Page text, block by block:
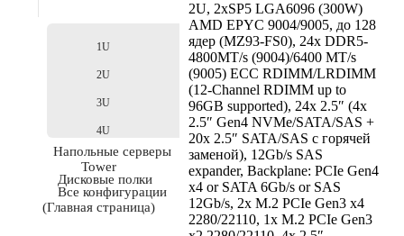
2U, 2xSP5 LGA6096 (300W)
AMD EPYC 9004/9005, до 128
ядер (MZ93-FS0), 24x DDR5-
4800MT/s (9004)/6400 MT/s
(9005) ECC RDIMM/LRDIMM
(12-Channel RDIMM up to
96GB supported), 24x 2.5″ (4x
2.5″ Gen4 NVMe/SATA/SAS +
20x 2.5″ SATA/SAS с горячей
заменой), 12Gb/s SAS
expander, Backplane: PCIe Gen4
x4 or SATA 6Gb/s or SAS
12Gb/s, 2x M.2 PCIe Gen3 x4
2280/22110, 1x M.2 PCIe Gen3
1U
2U
3U
4U
Напольные серверы
Tower
Дисковые полки
Все конфигурации
(Главная страница)